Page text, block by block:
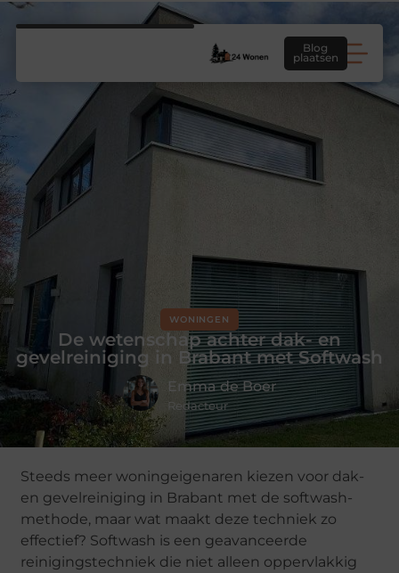
Blog
plaatsen
WONINGEN
De wetenschap achter dak- en
gevelreiniging in Brabant met Softwash
Emma de Boer
Redacteur
Steeds meer woningeigenaren kiezen voor dak-
en gevelreiniging in Brabant met de softwash-
methode, maar wat maakt deze techniek zo
effectief? Softwash is een geavanceerde
reinigingstechniek die niet alleen oppervlakkig